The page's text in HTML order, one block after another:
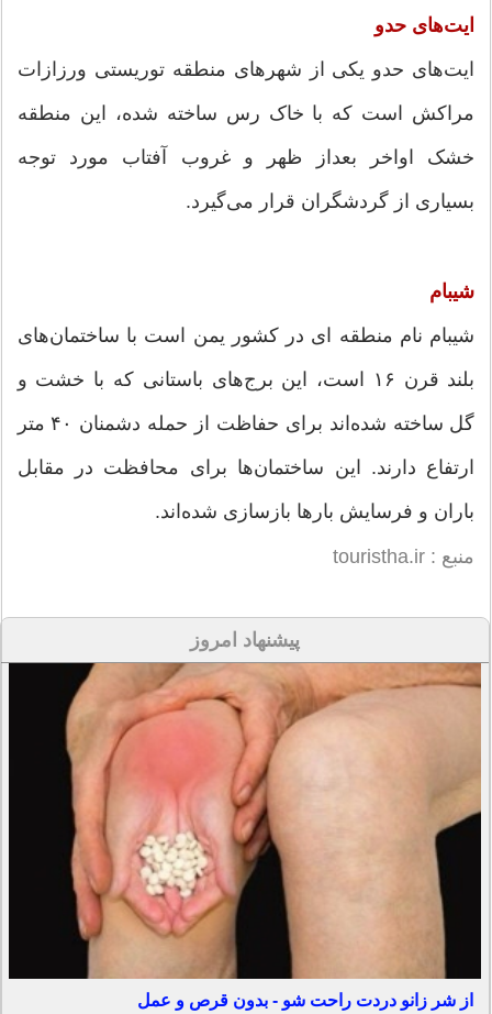
ایت‌های حدو
ایت‌های حدو یکی از شهرهای منطقه توریستی ورزازات
مراکش است که با خاک رس ساخته شده، این منطقه
خشک اواخر بعداز ظهر و غروب آفتاب مورد توجه
بسیاری از گردشگران قرار می‌گیرد.
شیبام
شیبام نام منطقه ای در کشور یمن است با ساختمان‌های
بلند قرن ۱۶ است، این برج‌های باستانی که با خشت و
گل ساخته شده‌اند برای حفاظت از حمله دشمنان ۴۰ متر
ارتفاع دارند. این ساختمان‌ها برای محافظت در مقابل
باران و فرسایش بارها بازسازی شده‌اند.
منبع : touristha.ir
پیشنهاد امروز
از شر زانو دردت راحت شو - بدون قرص و عمل